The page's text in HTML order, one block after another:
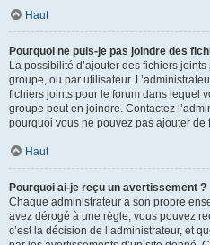
Haut
Pourquoi ne puis-je pas joindre des
La possibilité d’ajouter des fichiers
groupe, ou par utilisateur.
fichiers joints pour le forum dans lequel
groupe peut en joindre. Contactez
pourquoi vous ne pouvez pas ajouter de
Haut
Pourquoi ai-je reçu un avertissement ?
Chaque administrateur a son propre
avez dérogé à une règle, vous pouvez
c’est la décision de l’administrateur, et